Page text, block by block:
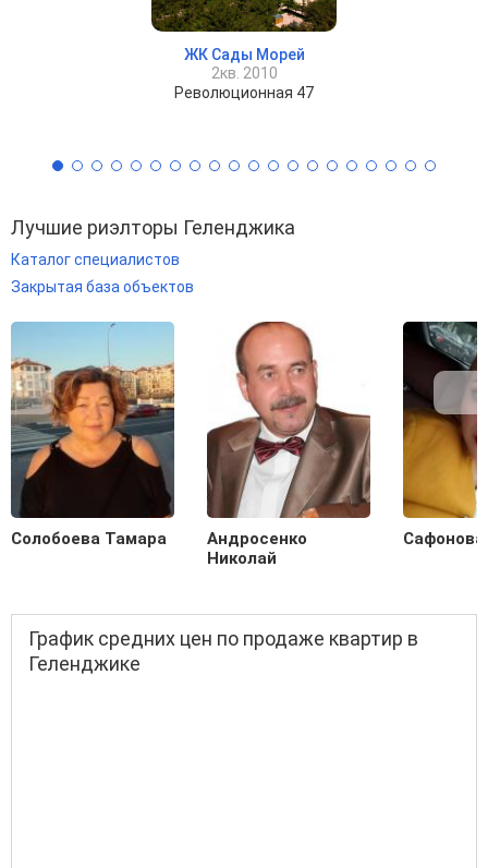
ЖК Сады Морей
2кв. 2010
Революционная 47
Лучшие риэлторы Геленджика
Каталог специалистов
Закрытая база объектов
Солобоева Тамара
Андросенко
Николай
График средних цен по продаже квартир в
Геленджике